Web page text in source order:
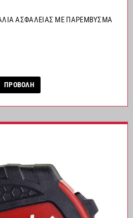
ΑΣΦΑΛΕΙΑΣ ΜΕ ΠΑΡΕΜΒΥΣΜΑ
ΠΡΟΒΟΛΗ